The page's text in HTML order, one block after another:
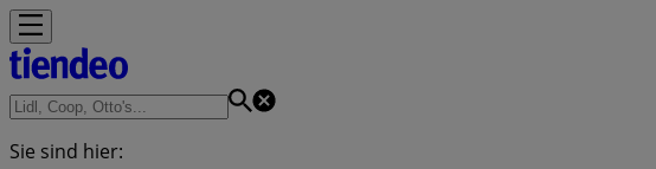
Sie sind hier: